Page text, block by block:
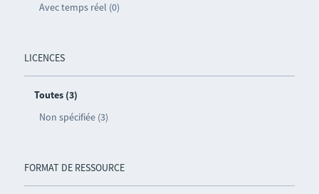
Avec temps réel (0)
LICENCES
Toutes (3)
Non spécifiée (3)
FORMAT DE RESSOURCE